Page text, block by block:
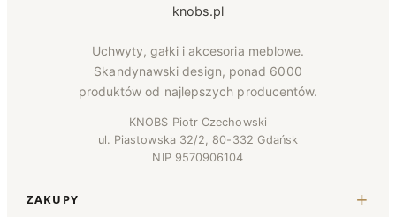
knobs.pl
Uchwyty, gałki i akcesoria meblowe.
Skandynawski design, ponad 6000
produktów od najlepszych producentów.
KNOBS Piotr Czechowski
ul. Piastowska 32/2, 80-332 Gdańsk
NIP 9570906104
ZAKUPY